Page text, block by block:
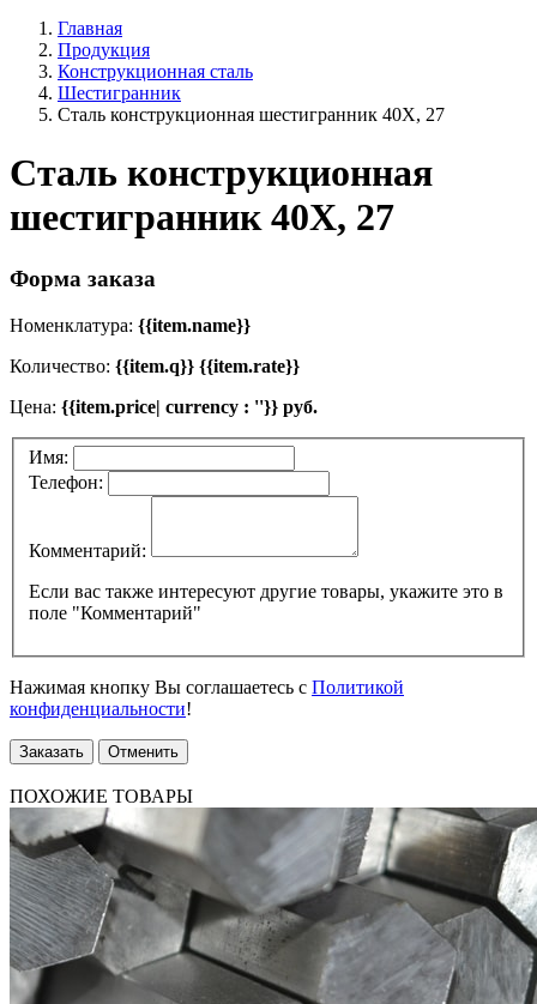
Главная
Продукция
Конструкционная сталь
Шестигранник
Сталь конструкционная шестигранник 40Х, 27
Сталь конструкционная
шестигранник 40Х, 27
Форма заказа
Номенклатура: {{item.name}}
Количество: {{item.q}} {{item.rate}}
Цена: {{item.price| currency : ''}} руб.
Имя:
Телефон:
Комментарий:
Если вас также интересуют другие товары, укажите это в
поле "Комментарий"
Нажимая кнопку Вы соглашаетесь с Политикой
конфиденциальности!
Заказать Отменить
ПОХОЖИЕ ТОВАРЫ